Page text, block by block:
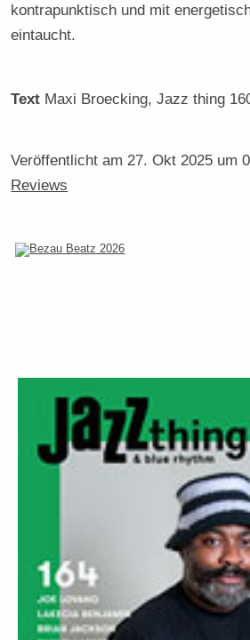
kontrapunktisch und mit
eintaucht.
Text Maxi Broecking, Jazz thing
Veröffentlicht am 27. Okt 2025 um
Reviews